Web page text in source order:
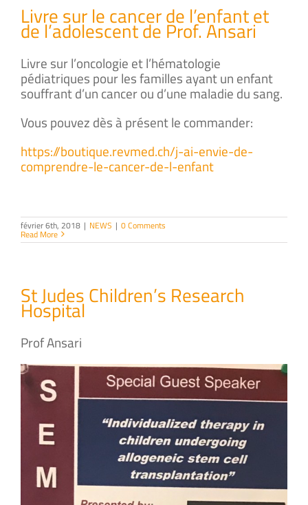
Livre sur le cancer de l’enfant et
de l’adolescent de Prof. Ansari
Livre sur l’oncologie et l’hématologie
pédiatriques pour les familles ayant un enfant
souffrant d’un cancer ou d’une maladie du sang.
Vous pouvez dès à présent le commander:
https://boutique.revmed.ch/j-ai-envie-de-
comprendre-le-cancer-de-l-enfant
février 6th, 2018 | NEWS | 0 Comments
Read More
St Judes Children’s Research
Hospital
Prof Ansari